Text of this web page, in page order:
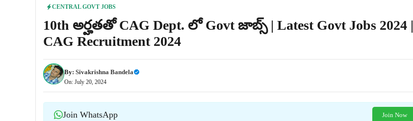
CENTRAL GOVT JOBS
10th అర్హతతో CAG Dept. లో Govt జాబ్స్ | Latest Govt Jobs 2024 |
CAG Recruitment 2024
By: Sivakrishna Bandela
On: July 20, 2024
Join WhatsApp Join Now